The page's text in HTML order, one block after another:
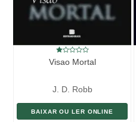
Visao Mortal
J. D. Robb
BAIXAR OU LER ONLINE